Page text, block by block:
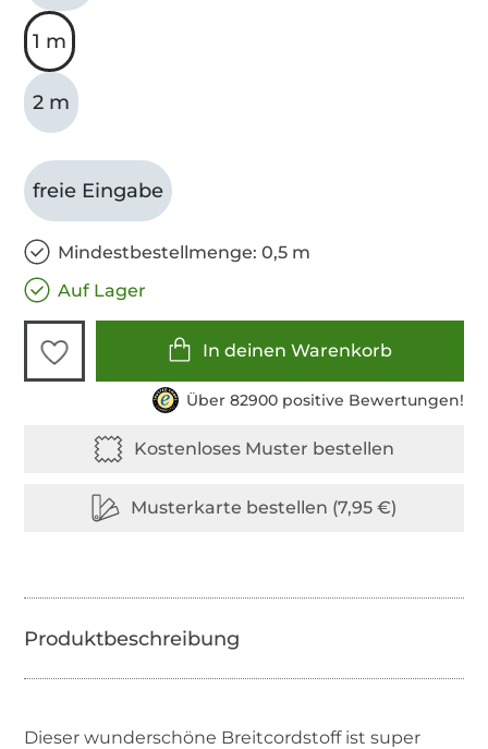
1 m
2 m
freie Eingabe
Mindestbestellmenge: 0,5 m
Auf Lager
In deinen Warenkorb
Über 82900 positive Bewertungen!
Dieser wunderschöne Breitcordstoff ist super